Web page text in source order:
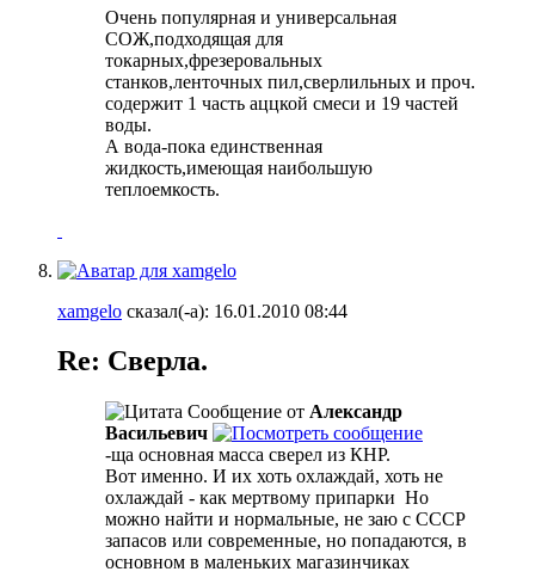
Очень популярная и универсальная
СОЖ,подходящая для
токарных,фрезеровальных
станков,ленточных пил,сверлильных и проч.
содержит 1 часть аццкой смеси и 19 частей
воды.
А вода-пока единственная
жидкость,имеющая наибольшую
теплоемкость.
xamgelo сказал(-а): 16.01.2010 08:44
Re: Сверла.
Сообщение от Александр
Васильевич
-ща основная масса сверел из КНР.
Вот именно. И их хоть охлаждай, хоть не
охлаждай - как мертвому припарки Но
можно найти и нормальные, не заю с СССР
запасов или современные, но попадаются, в
основном в маленьких магазинчиках